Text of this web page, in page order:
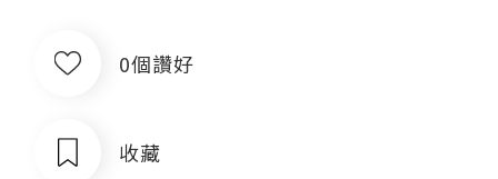
0個讚好
收藏